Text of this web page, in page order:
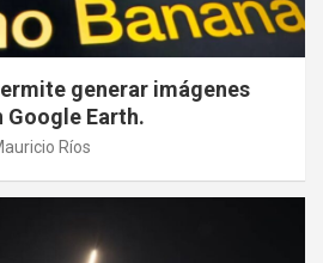
generar imágenes
Google Earth.
Ríos